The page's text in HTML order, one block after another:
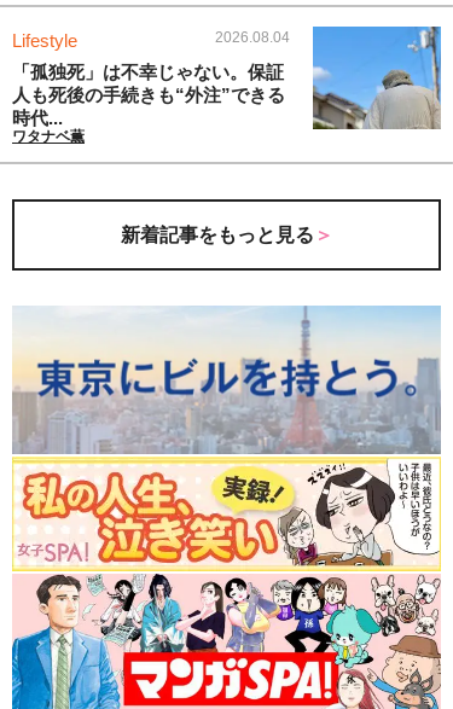
Lifestyle 2026.08.04
「孤独死」は不幸じゃない。保証
人も死後の手続きも“外注”できる
時代...
ワタナベ薫
新着記事をもっと見る